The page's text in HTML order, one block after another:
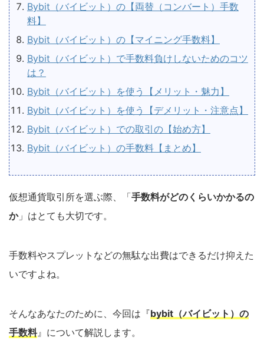
Bybit（バイビット）の【両替（コンバート）手数
料】
Bybit（バイビット）の【マイニング手数料】
Bybit（バイビット）で手数料負けしないためのコツ
は？
Bybit（バイビット）を使う【メリット・魅力】
Bybit（バイビット）を使う【デメリット・注意点】
Bybit（バイビット）での取引の【始め方】
Bybit（バイビット）の手数料【まとめ】
仮想通貨取引所を選ぶ際、「手数料がどのくらいかかるの
か」はとても大切です。
手数料やスプレットなどの無駄な出費はできるだけ抑えた
いですよね。
そんなあなたのために、今回は『bybit（バイビット）の
手数料』について解説します。